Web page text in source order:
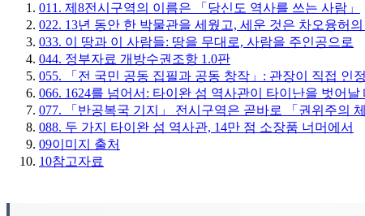
01 1. 제8전시구역의 이름은 「당신도 역사를 쓰는 사람」
022. 13년 동안 한 박물관을 세웠고, 세운 것은 차오융허
033. 이 땅과 이 사람들: 땅을 무대로, 사람을 주인공으로
044. 정부자료 개방수권조항 1.0판
055. 「전 국민 공동 집필과 공동 창작」: 관장이 직접 인
066. 1624를 넘어서: 타이완 섬 역사관이 타이난을 벗어날
077. 「반공복국 기지」 전시구역은 곧바로 「권위주의
088. 두 가지 타이완 섬 역사관, 14만 점 소장품 너머에서
09이미지 출처
10참고자료